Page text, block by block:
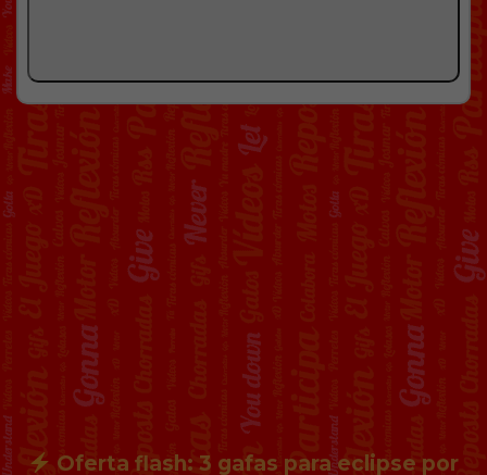
Oferta flash: 3 gafas para eclipse por